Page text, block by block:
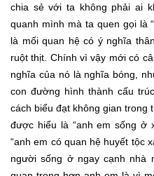
chia sẻ với ta không phải ai
quanh mình mà ta quen gọi là
là mối quan hệ có ý nghĩa
ruột thịt. Chính vì vậy mới có
nghĩa của nó là nghĩa bóng,
con đường hình thành cấu
cách biểu đạt không gian trong
được hiểu là “anh em sống ở
“anh em có quan hệ huyết tộc
người sống ở ngay cạnh nhà